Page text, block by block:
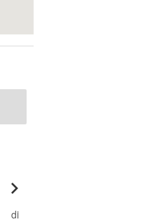
di